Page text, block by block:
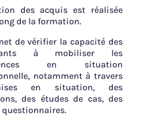
des acquis est réalisée
de la formation.
de vérifier la capacité des
à mobiliser les
en situation
notamment à travers
en situation, des
des études de cas, des